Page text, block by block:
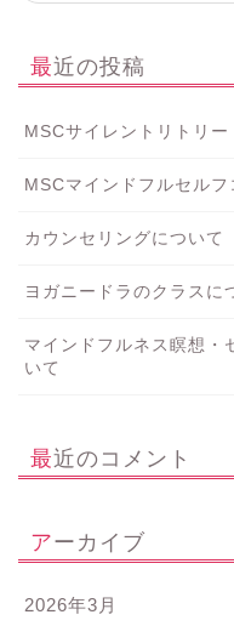
最近の投稿
MSCサイレントリトリ
MSCマインドフルセル
カウンセリングについて
ヨガニードラのクラスに
マインドフルネス瞑想・
いて
最近のコメント
アーカイブ
2026年3月